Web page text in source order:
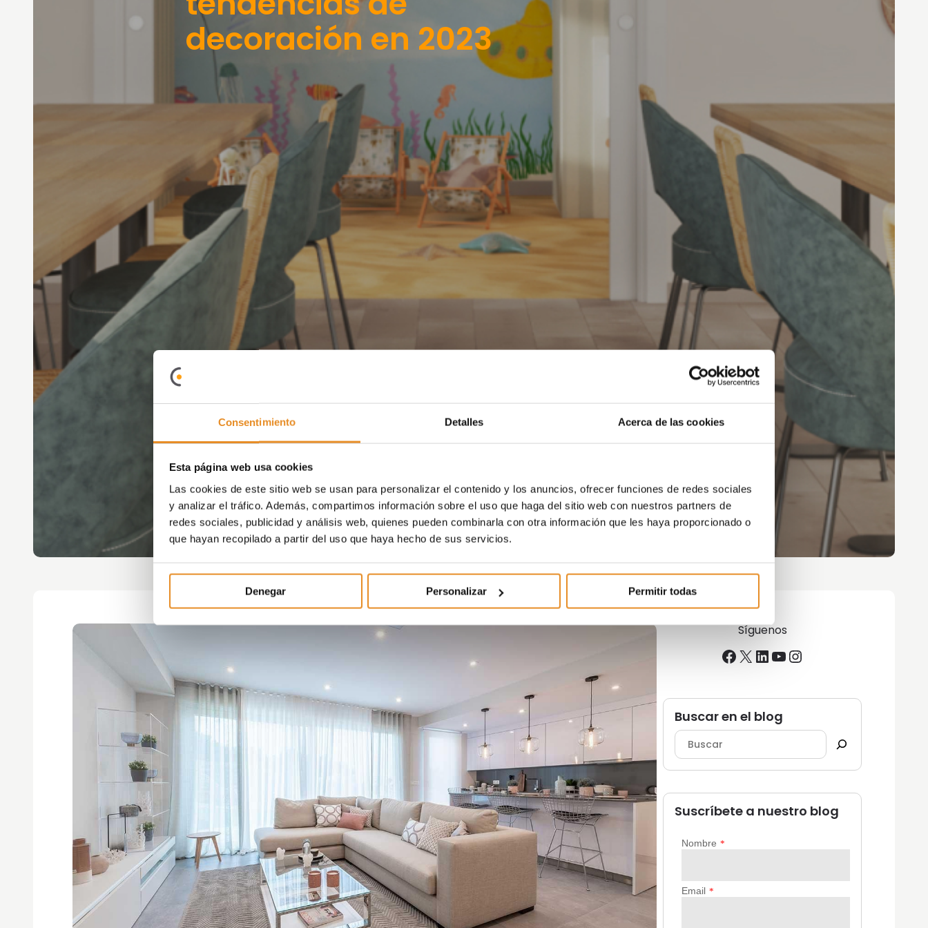
Consentimiento Detalles Acerca de las cookies
Esta página web usa cookies
Las cookies de este sitio web se usan para personalizar el contenido y los anuncios, ofrecer funciones de redes sociales
y analizar el tráfico. Además, compartimos información sobre el uso que haga del sitio web con nuestros partners de
redes sociales, publicidad y análisis web, quienes pueden combinarla con otra información que les haya proporcionado o
que hayan recopilado a partir del uso que haya hecho de sus servicios.
Denegar Personalizar Permitir todas
decoración en 2023
Síguenos
Facebook
X LinkedIn
YouTube
Instagram
Buscar en el blog
Suscríbete a nuestro blog